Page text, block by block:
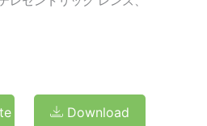
Download